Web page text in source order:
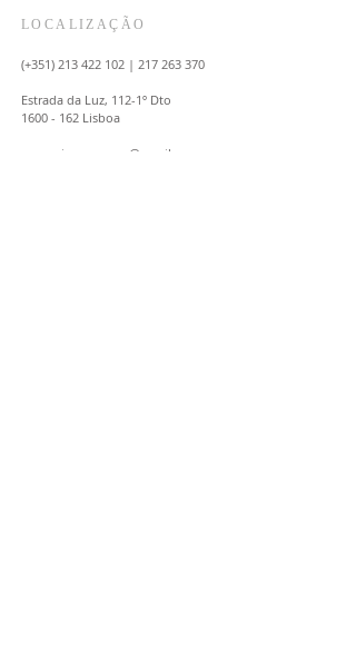
LOCALIZAÇÃO
(+351) 213 422 102 | 217 263 370
Estrada da Luz, 112-1º Dto
1600 - 162 Lisboa
comunicacaoppcm@gmail.com